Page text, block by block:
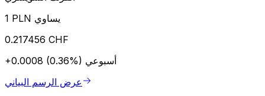
1 PLN يساوي
0.217456 CHF
+0.0008 (0.36%) أسبوعي
عرض الرسم البياني